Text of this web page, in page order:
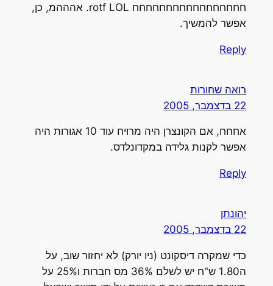
חחחחחחחחחחחחחחחחח rotf LOL. אהההמ, כן,
אפשר להמשיך.
Reply
רואה שחורות
22 בדצמבר, 2005
אחחח, אם הקונצרן היה מרויח עוד 10 אגורות היה
אפשר לקנות גלידה במקדונלדס.
Reply
יהונתן
22 בדצמבר, 2005
כדי שמקרה דיסקונט (ניו יורק) לא יחזור שוב, על
ה1.80 ש"ח יש לשלם 36% מס חברות ו25% על